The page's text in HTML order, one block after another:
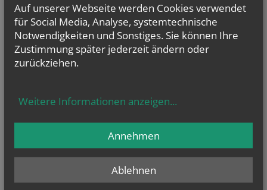
Prävention von Gewalt und Missbrauch
Auf unserer Webseite werden Cookies verwendet
für Social Media, Analyse, systemtechnische
Notwendigkeiten und Sonstiges. Sie können Ihre
Zustimmung später jederzeit ändern oder
zurückziehen.
Weitere Informationen anzeigen...
Ablehnen
Annehmen